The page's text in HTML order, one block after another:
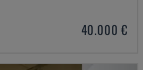
40.000 €